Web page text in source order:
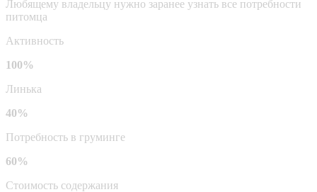
Любящему владельцу нужно заранее узнать все потребности
питомца
Активность
100%
Линька
40%
Потребность в груминге
60%
Стоимость содержания